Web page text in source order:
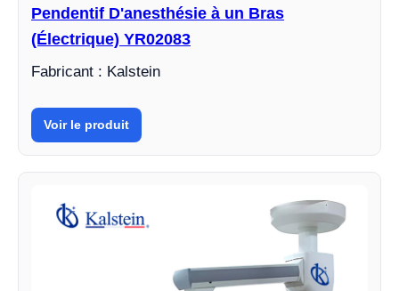
Pendentif D'anesthésie à un Bras
(Électrique) YR02083
Fabricant : Kalstein
Voir le produit